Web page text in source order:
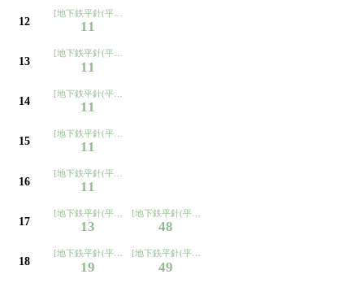
12
[地下鉄平針(平針住宅経由ノンステ)ゆき]
11
13
[地下鉄平針(平針住宅経由ノンステ)ゆき]
11
14
[地下鉄平針(平針住宅経由ノンステ)ゆき]
11
15
[地下鉄平針(平針住宅経由ノンステ)ゆき]
11
16
[地下鉄平針(平針住宅経由ノンステ)ゆき]
11
17
[地下鉄平針(平針住宅経由ノンステ)ゆき]
13
[地下鉄平針(平針住宅経由ノンステ)ゆき]
48
18
[地下鉄平針(平針住宅経由ノンステ)ゆき]
19
[地下鉄平針(平針住宅経由ノンステ)ゆき]
49